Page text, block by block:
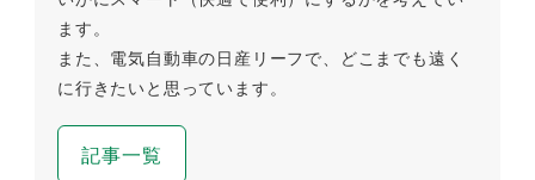
ます。
また、電気自動車の日産リーフで、どこまでも遠く
に行きたいと思っています。
記事一覧